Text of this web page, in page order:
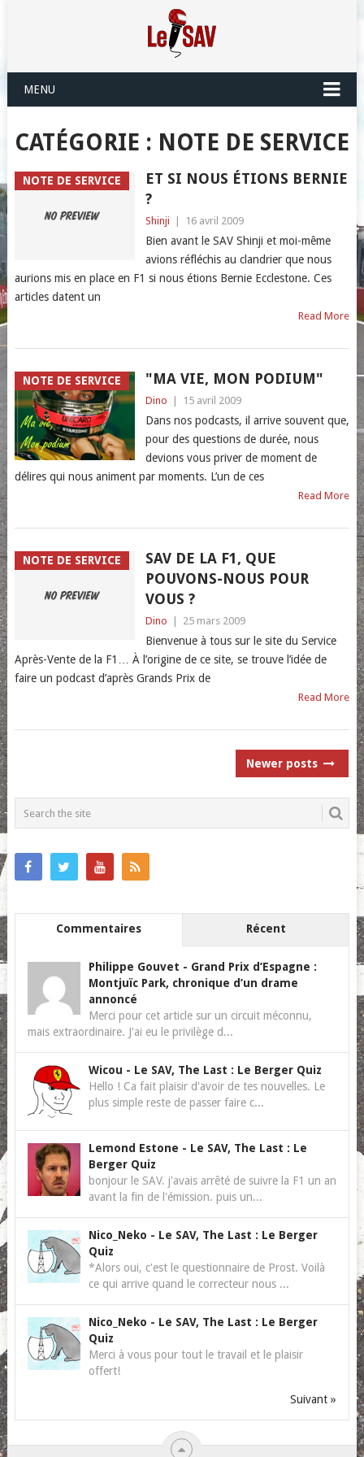
MENU
CATÉGORIE : NOTE DE SERVICE
NOTE DE SERVICE
ET SI NOUS ÉTIONS BERNIE
?
Shinji 16 avril 2009
Bien avant le SAV Shinji et moi-même
avions réfléchis au clandrier que nous
aurions mis en place en F1 si nous étions Bernie Ecclestone. Ces
articles datent un
Read More
NOTE DE SERVICE "MA VIE, MON PODIUM"
Dino 15 avril 2009
Dans nos podcasts, il arrive souvent que,
pour des questions de durée, nous
devions vous priver de moment de
délires qui nous animent par moments. L’un de ces
Read More
NOTE DE SERVICE
SAV DE LA F1, QUE
POUVONS-NOUS POUR
VOUS ?
Dino 25 mars 2009
Bienvenue à tous sur le site du Service
Après-Vente de la F1… À l’origine de ce site, se trouve l’idée de
faire un podcast d’après Grands Prix de
Read More
Newer posts
Commentaires Récent
Philippe Gouvet - Grand Prix d’Espagne :
Montjuïc Park, chronique d’un drame
annoncé
Merci pour cet article sur un circuit méconnu,
mais extraordinaire. J'ai eu le privilège d...
Wicou - Le SAV, The Last : Le Berger Quiz
Hello ! Ca fait plaisir d'avoir de tes nouvelles. Le
plus simple reste de passer faire c...
Lemond Estone - Le SAV, The Last : Le
Berger Quiz
bonjour le SAV. j'avais arrêté de suivre la F1 un an
avant la fin de l'émission. puis un...
Nico_Neko - Le SAV, The Last : Le Berger
Quiz
*Alors oui, c'est le questionnaire de Prost. Voilà
ce qui arrive quand le correcteur nous ...
Nico_Neko - Le SAV, The Last : Le Berger
Quiz
Merci à vous pour tout le travail et le plaisir
offert!
Suivant »